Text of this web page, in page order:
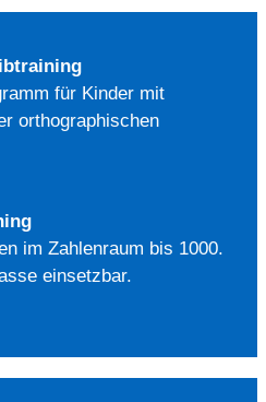
für Kinder mit
orthographischen
im Zahlenraum bis 1000.
einsetzbar.